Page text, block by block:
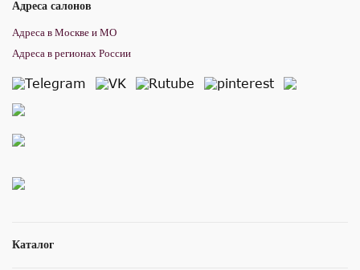
Каталог
Адреса салонов
Адреса в Москве и МО
Адреса в регионах России